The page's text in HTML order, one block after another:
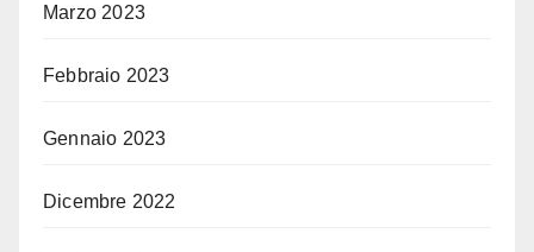
Marzo 2023
Febbraio 2023
Gennaio 2023
Dicembre 2022